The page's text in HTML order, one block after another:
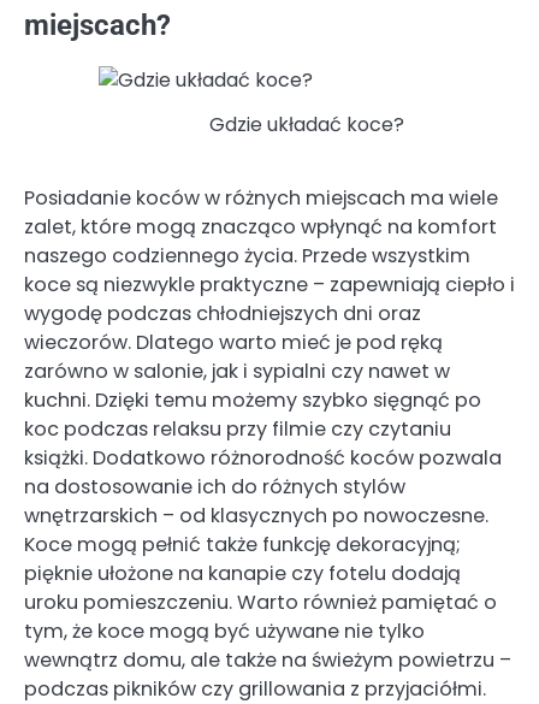
miejscach?
Gdzie układać koce?
Posiadanie koców w różnych miejscach ma wiele
zalet, które mogą znacząco wpłynąć na komfort
naszego codziennego życia. Przede wszystkim
koce są niezwykle praktyczne – zapewniają ciepło i
wygodę podczas chłodniejszych dni oraz
wieczorów. Dlatego warto mieć je pod ręką
zarówno w salonie, jak i sypialni czy nawet w
kuchni. Dzięki temu możemy szybko sięgnąć po
koc podczas relaksu przy filmie czy czytaniu
książki. Dodatkowo różnorodność koców pozwala
na dostosowanie ich do różnych stylów
wnętrzarskich – od klasycznych po nowoczesne.
Koce mogą pełnić także funkcję dekoracyjną;
pięknie ułożone na kanapie czy fotelu dodają
uroku pomieszczeniu. Warto również pamiętać o
tym, że koce mogą być używane nie tylko
wewnątrz domu, ale także na świeżym powietrzu –
podczas pikników czy grillowania z przyjaciółmi.